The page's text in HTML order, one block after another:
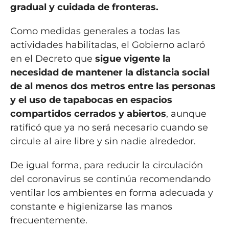
gradual y cuidada de fronteras.
Como medidas generales a todas las
actividades habilitadas, el Gobierno aclaró
en el Decreto que sigue vigente la
necesidad de mantener la distancia social
de al menos dos metros entre las personas
y el uso de tapabocas en espacios
compartidos cerrados y abiertos, aunque
ratificó que ya no será necesario cuando se
circule al aire libre y sin nadie alrededor.
De igual forma, para reducir la circulación
del coronavirus se continúa recomendando
ventilar los ambientes en forma adecuada y
constante e higienizarse las manos
frecuentemente.